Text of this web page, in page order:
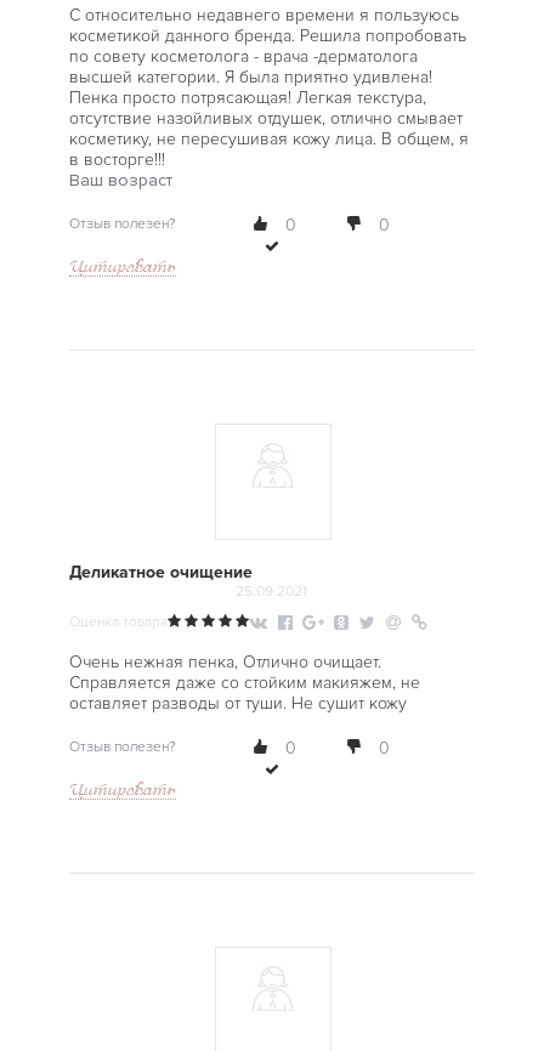
С относительно недавнего времени я пользуюсь
косметикой данного бренда. Решила попробовать
по совету косметолога - врача -дерматолога
высшей категории. Я была приятно удивлена!
Пенка просто потрясающая! Легкая текстура,
отсутствие назойливых отдушек, отлично смывает
косметику, не пересушивая кожу лица. В общем, я
в восторге!!!
Ваш возраст
Отзыв полезен? 0 0
Цитировать
Деликатное очищение
25.09.2021
Оценка товара
Очень нежная пенка, Отлично очищает.
Справляется даже со стойким макияжем, не
оставляет разводы от туши. Не сушит кожу
Отзыв полезен? 0 0
Цитировать